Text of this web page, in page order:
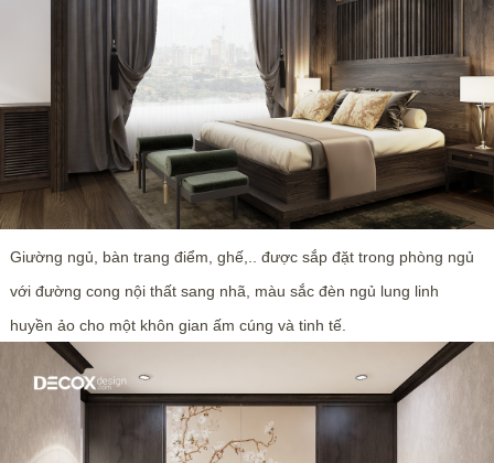
Giường ngủ, bàn trang điểm, ghế,.. được sắp đặt trong phòng ngủ
với đường cong nội thất sang nhã, màu sắc đèn ngủ lung linh
huyền ảo cho một khôn gian ấm cúng và tinh tế.